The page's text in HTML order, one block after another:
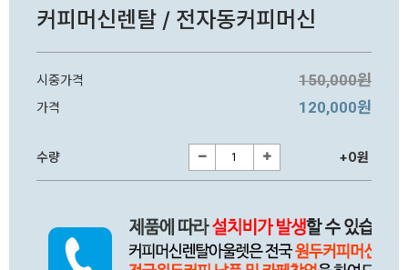
커피머신렌탈 / 전자동커피머신
시중가격 150,000원
가격 120,000원
수량 +0원